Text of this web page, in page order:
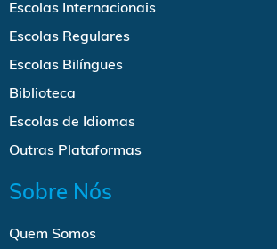
Escolas Internacionais
Escolas Regulares
Escolas Bilíngues
Biblioteca
Escolas de Idiomas
Outras Plataformas
Sobre Nós
Quem Somos